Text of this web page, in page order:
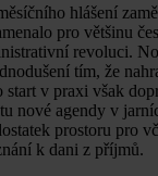
hlášení
pro většinu
revoluci.
tím, že
start v praxi však
nové agendy v
prostoru pro
k dani z příjmů.